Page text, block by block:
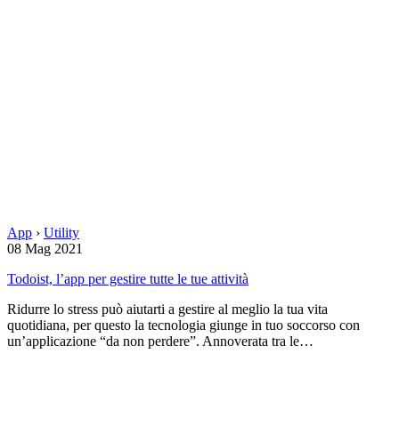
App › Utility
08 Mag 2021
Todoist, l’app per gestire tutte le tue attività
Ridurre lo stress può aiutarti a gestire al meglio la tua vita
quotidiana, per questo la tecnologia giunge in tuo soccorso con
un’applicazione “da non perdere”. Annoverata tra le…